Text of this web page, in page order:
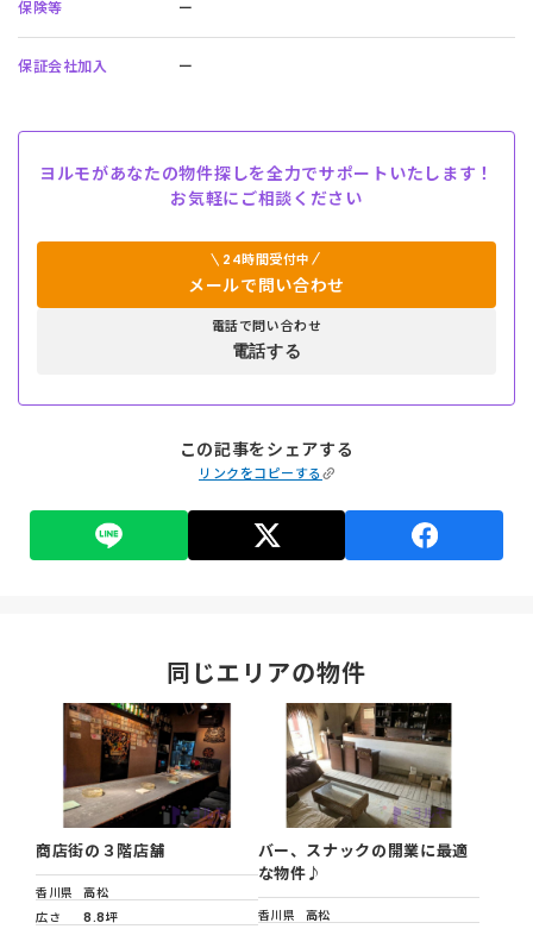
保険等 ー
保証会社加入 ー
ヨルモがあなたの物件探しを全力でサポートいたします！
お気軽にご相談ください
24時間受付中
メールで問い合わせ
電話で問い合わせ
電話する
この記事をシェアする
リンクをコピーする
同じエリアの物件
商店街の３階店舗
香川県
高松
広さ
8.8坪
バー、スナックの開業に最適
な物件♪
香川県
高松